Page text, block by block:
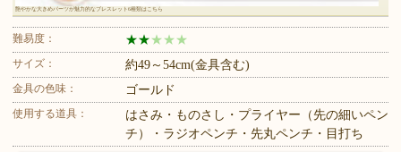
艶やかな大きめパーツが魅力的なブレスレット6種類はこちら
難易度： ★★ ★ ★ ★
サイズ： 約49～54cm(金具含む)
金具の色味： ゴールド
使用する道具：
はさみ・ものさし・プライヤー（先の細いペン
チ）・ラジオペンチ・先丸ペンチ・目打ち